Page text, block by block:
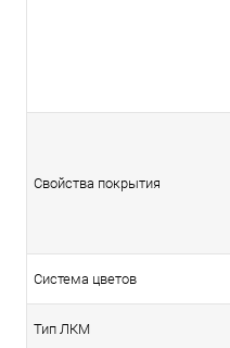
Свойства покрытия
Система цветов
Тип ЛКМ